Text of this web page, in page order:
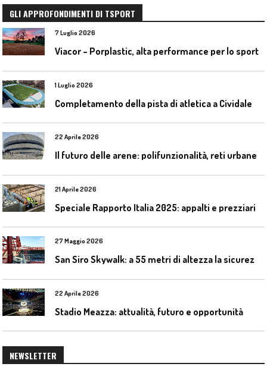
GLI APPROFONDIMENTI DI TSPORT
7 Luglio 2026
Viacor – Porplastic, alta performance per lo sport
1 Luglio 2026
22 Aprile 2026
21 Aprile 2026
Speciale Rapporto Italia 2025: appalti e prezziari
27 Maggio 2026
22 Aprile 2026
Stadio Meazza: attualità, futuro e opportunità
NEWSLETTER